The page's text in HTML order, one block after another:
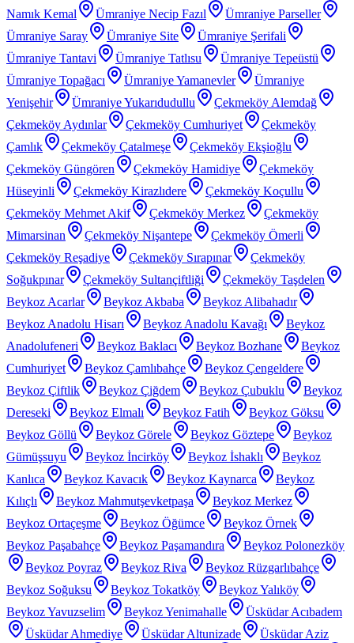
Namık Kemal
Ümraniye Necip Fazıl
Ümraniye Parseller
Ümraniye Saray
Ümraniye Site
Ümraniye Şerifali
Ümraniye Tantavi
Ümraniye Tatlısu
Ümraniye Tepeüstü
Ümraniye Topağacı
Ümraniye Yamanevler
Ümraniye
Yenişehir
Ümraniye Yukarıdudullu
Çekmeköy Alemdağ
Çekmeköy Aydınlar
Çekmeköy Cumhuriyet
Çekmeköy
Çamlık
Çekmeköy Çatalmeşe
Çekmeköy Ekşioğlu
Çekmeköy Güngören
Çekmeköy Hamidiye
Çekmeköy
Hüseyinli
Çekmeköy Kirazlıdere
Çekmeköy Koçullu
Çekmeköy Mehmet Akif
Çekmeköy Merkez
Çekmeköy
Mimarsinan
Çekmeköy Nişantepe
Çekmeköy Ömerli
Çekmeköy Reşadiye
Çekmeköy Sırapınar
Çekmeköy
Soğukpınar
Çekmeköy Sultançiftliği
Çekmeköy Taşdelen
Beykoz Acarlar
Beykoz Akbaba
Beykoz Alibahadır
Beykoz Anadolu Hisarı
Beykoz Anadolu Kavağı
Beykoz
Anadolufeneri
Beykoz Baklacı Beykoz Bozhane
Beykoz
Cumhuriyet
Beykoz Çamlıbahçe
Beykoz Çengeldere
Beykoz Çiftlik
Beykoz Çiğdem Beykoz Çubuklu
Beykoz
Dereseki
Beykoz Elmalı Beykoz Fatih
Beykoz Göksu
Beykoz Göllü
Beykoz Görele Beykoz Göztepe
Beykoz
Gümüşsuyu
Beykoz İncirköy Beykoz İshaklı
Beykoz
Kanlıca
Beykoz Kavacık Beykoz Kaynarca
Beykoz
Kılıçlı
Beykoz Mahmutşevketpaşa
Beykoz Merkez
Beykoz Ortaçeşme
Beykoz Öğümce
Beykoz Örnek
Beykoz Paşabahçe
Beykoz Paşamandıra
Beykoz Polonezköy
Beykoz Poyraz
Beykoz Riva
Beykoz Rüzgarlıbahçe
Beykoz Soğuksu
Beykoz Tokatköy
Beykoz Yalıköy
Beykoz Yavuzselim
Beykoz Yenimahalle
Üsküdar Acıbadem
Üsküdar Ahmediye
Üsküdar Altunizade Üsküdar Aziz